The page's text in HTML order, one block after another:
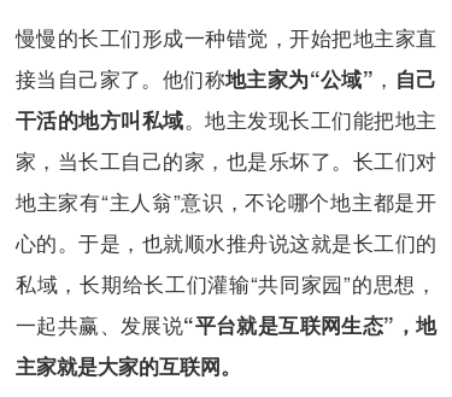
慢慢的长工们形成一种错觉，开始把地主家直
接当自己家了。他们称地主家为“公域” ， 自己
干活的地方叫私域。地主发现长工们能把地主
家，当长工自己的家，也是乐坏了。长工们对
地主家有“主人翁”意识，不论哪个地主都是开
心的。于是，也就顺水推舟说这就是长工们的
私域，长期给长工们灌输“共同家园”的思想，
一起共赢、发展说“平台就是互联网生态”，地
主家就是大家的互联网。